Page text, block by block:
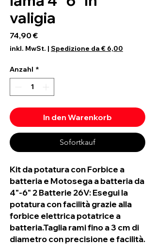
valigia
74,90 €Preis
inkl. MwSt. | Spedizione da € 6,00
Anzahl *
In den Warenkorb
Sofortkauf
Kit da potatura con Forbice a
batteria e Motosega a batteria da
4"-6" 2 Batterie 26V: Esegui la
potatura con facilità grazie alla
forbice elettrica potatrice a
batteria.Taglia rami fino a 3 cm di
diametro con precisione e facilità.